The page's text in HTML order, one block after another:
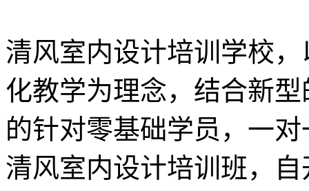
清风室内设计培训学校
化教学为理念，结合新
的针对零基础学员，一
清风室内设计培训班，